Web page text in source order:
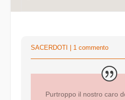
SACERDOTI 1 commento
Purtroppo il nostro caro